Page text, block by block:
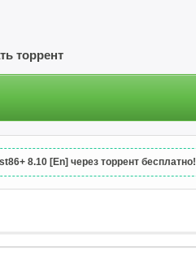
торрент
8.10 [En] через торрент бесплатно!